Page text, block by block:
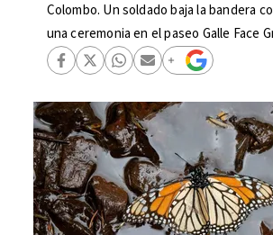
Colombo. Un soldado baja la bandera
una ceremonia en el paseo Galle Face